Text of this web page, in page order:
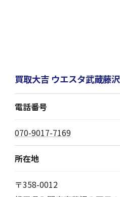
買取大吉 ウエスタ武蔵藤
電話番号
070-9017-7169
所在地
〒358-0012